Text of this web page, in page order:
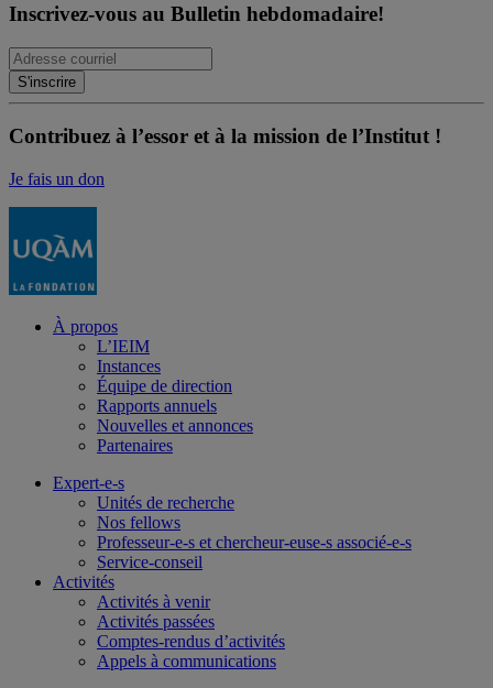
Inscrivez-vous au Bulletin hebdomadaire!
Contribuez à l’essor et à la mission de l’Institut !
Je fais un don
À propos
L’IEIM
Instances
Équipe de direction
Rapports annuels
Nouvelles et annonces
Partenaires
Expert-e-s
Unités de recherche
Nos fellows
Professeur-e-s et chercheur-euse-s associé-e-s
Service-conseil
Activités
Activités à venir
Activités passées
Comptes-rendus d’activités
Appels à communications